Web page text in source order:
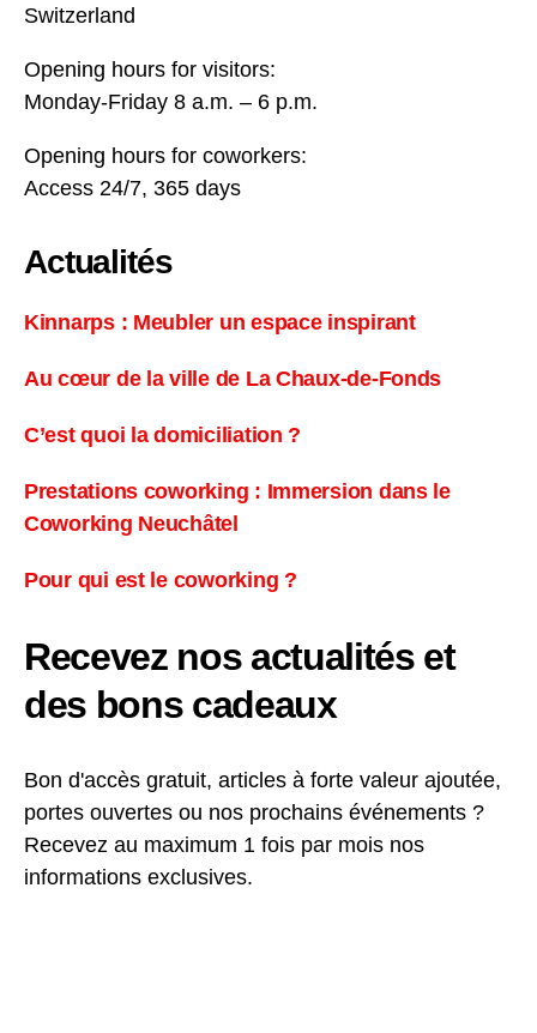
Switzerland
Opening hours for visitors:
Monday-Friday 8 a.m. – 6 p.m.
Opening hours for coworkers:
Access 24/7, 365 days
Actualités
Kinnarps : Meubler un espace inspirant
Au cœur de la ville de La Chaux-de-Fonds
C’est quoi la domiciliation ?
Prestations coworking : Immersion dans le
Coworking Neuchâtel
Pour qui est le coworking ?
Recevez nos actualités et
des bons cadeaux
Bon d'accès gratuit, articles à forte valeur ajoutée,
portes ouvertes ou nos prochains événements ?
Recevez au maximum 1 fois par mois nos
informations exclusives.